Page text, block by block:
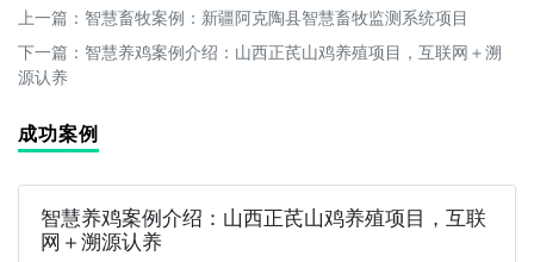
上一篇： 智慧畜牧案例：新疆阿克陶县智慧畜牧监测系统项目
下一篇： 智慧养鸡案例介绍：山西正芪山鸡养殖项目，互联网＋溯
源认养
成功案例
智慧养鸡案例介绍：山西正芪山鸡养殖项目，互联
网＋溯源认养